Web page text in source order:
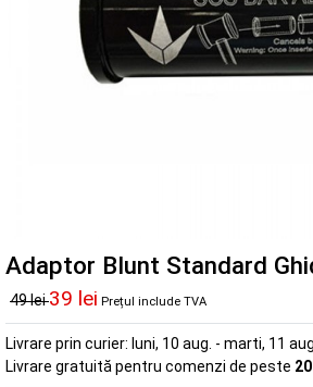
Adaptor Blunt Standard
49 lei39 lei Prețul include TVA
Livrare prin curier: luni, 10 aug. - marti, 11 aug.
Livrare gratuită pentru comenzi de peste